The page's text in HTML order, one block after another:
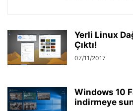
Yerli Linux
Çıktı!
07/11/2017
Windows 10
indirmeye